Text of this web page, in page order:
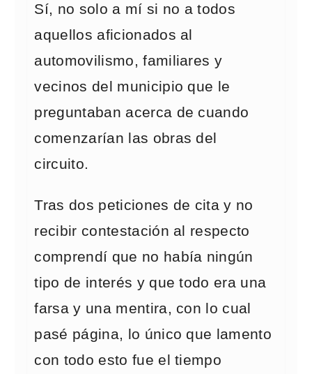
Sí, no solo a mí si no a todos
aquellos aficionados al
automovilismo, familiares y
vecinos del municipio que le
preguntaban acerca de cuando
comenzarían las obras del
circuito.
Tras dos peticiones de cita y no
recibir contestación al respecto
comprendí que no había ningún
tipo de interés y que todo era una
farsa y una mentira, con lo cual
pasé página, lo único que lamento
con todo esto fue el tiempo